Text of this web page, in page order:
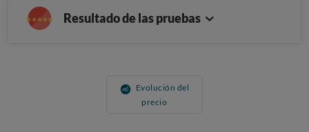
Resultado de las pruebas
Evolución del
precio